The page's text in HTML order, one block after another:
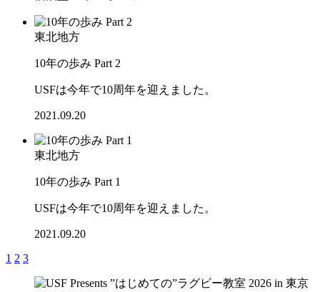
東北地方
10年の歩み Part 2
USFは今年で10周年を迎えました。
2021.09.20
東北地方
10年の歩み Part 1
USFは今年で10周年を迎えました。
2021.09.20
1 2 3